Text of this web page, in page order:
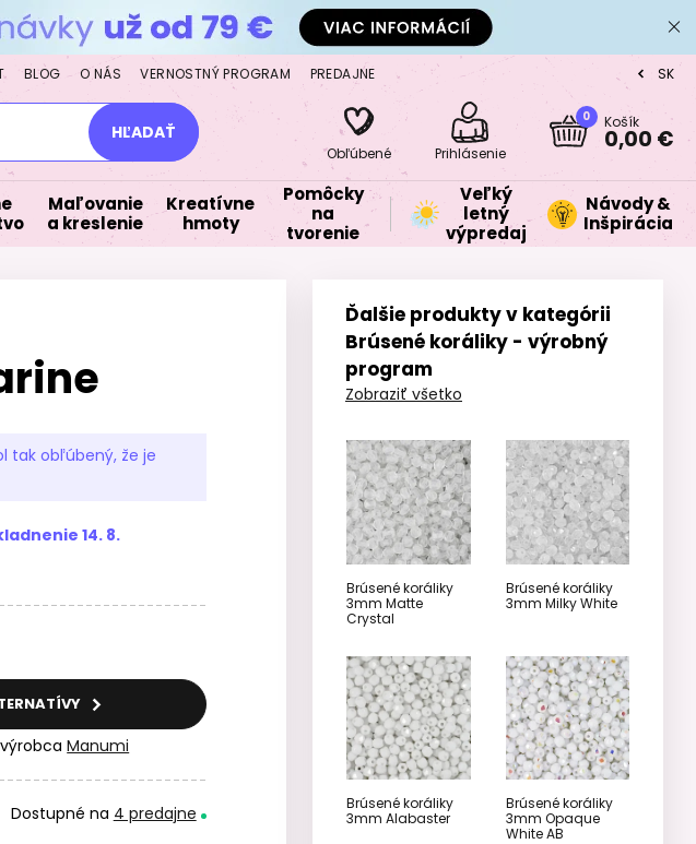
BLOG O NÁS VERNOSTNÝ PROGRAM PREDAJNE CZ
SK
HĽADAŤ
Obľúbené Prihlásenie
0 Košík
0,00 €
Maľovanie
a kreslenie
Kreatívne
hmoty
Pomôcky
na
tvorenie
Veľký
letný
výpredaj
Návody &
Inšpirácia
tak obľúbený, že je
14. 8.
Manumi
Dostupné na 4 predajne
Ďalšie produkty v kategórii
Brúsené koráliky - výrobný
program
Zobraziť všetko
Brúsené koráliky
3mm Matte
Crystal
Brúsené koráliky
3mm Milky White
Brúsené koráliky
3mm Alabaster
Brúsené koráliky
3mm Opaque
White AB